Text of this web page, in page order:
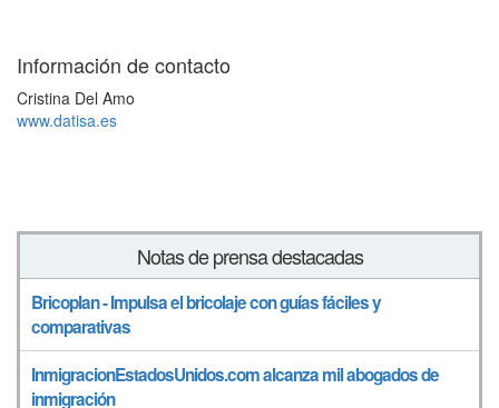
Información de contacto
Cristina Del Amo
www.datisa.es
Notas de prensa destacadas
Bricoplan - Impulsa el bricolaje con guías fáciles y
comparativas
InmigracionEstadosUnidos.com alcanza mil abogados de
inmigración